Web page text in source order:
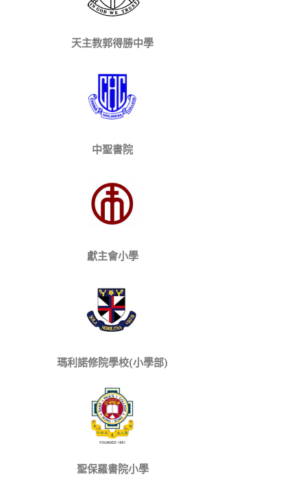
天主教郭得勝中學
中聖書院
獻主會小學
瑪利諾修院學校(小學部)
聖保羅書院小學